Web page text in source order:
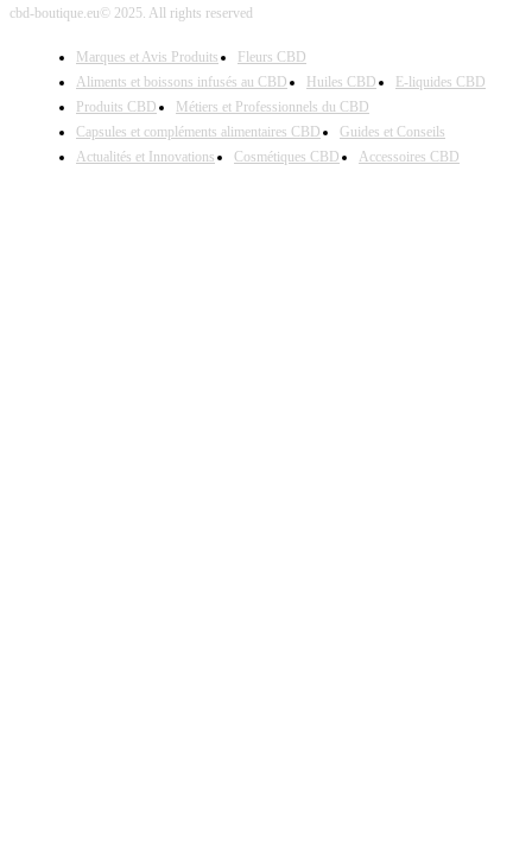
cbd-boutique.eu© 2025. All rights reserved
Marques et Avis Produits
Fleurs CBD
Aliments et boissons infusés au CBD
Huiles CBD
E-liquides CBD
Produits CBD
Métiers et Professionnels du CBD
Capsules et compléments alimentaires CBD
Guides et Conseils
Actualités et Innovations
Cosmétiques CBD Accessoires CBD